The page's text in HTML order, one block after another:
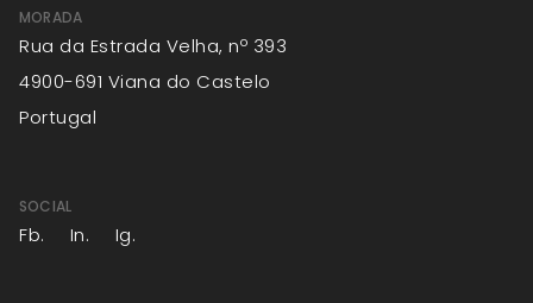
MORADA
Rua da Estrada Velha, nº 393
4900-691 Viana do Castelo
Portugal
SOCIAL
Fb. In. Ig.